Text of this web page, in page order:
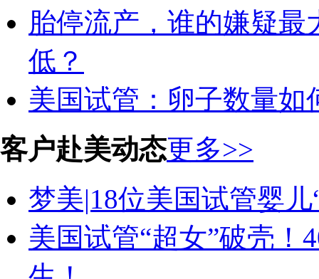
胎停流产，谁的嫌疑最
低？
美国试管：卵子数量如
客户赴美动态更多>>
梦美|18位美国试管婴
美国试管“超女”破壳！